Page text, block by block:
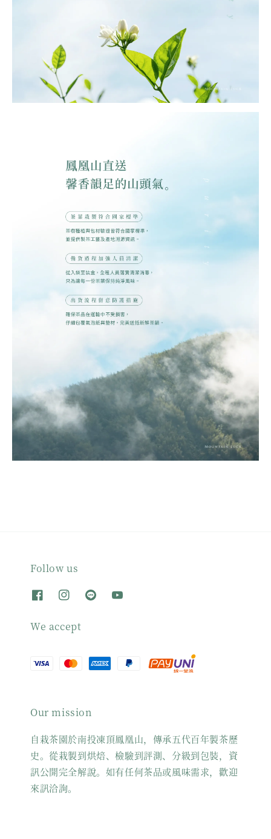
Follow us
We accept
Our mission
自栽茶園於南投凍頂鳳凰山，傳承五代百年製茶歷
史。從栽製到烘焙、檢驗到評測、分級到包裝，資
訊公開完全解說。如有任何茶品或風味需求，歡迎
來訊洽詢。